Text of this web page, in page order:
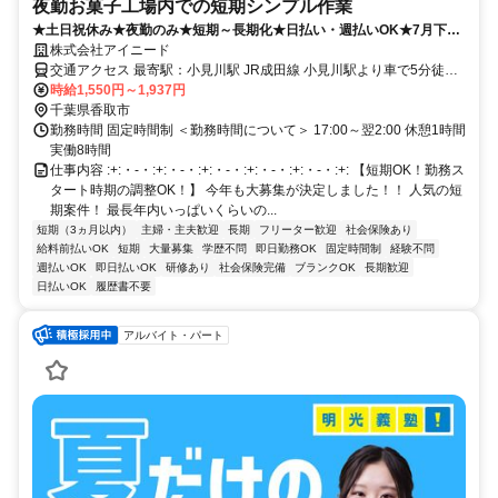
夜勤お菓子工場内での短期シンプル作業
★土日祝休み★夜勤のみ★短期～長期化★日払い・週払いOK★7月下旬
～や8月スタートの先行募集開始★キレイすぎる工場★リピーターさ
ん・未経験も大歓迎★
株式会社アイニード
交通アクセス 最寄駅：小見川駅 JR成田線 小見川駅より車で5分徒歩
20分 ＊車通勤OK,転勤なし,バイク通勤OK
時給1,550円～1,937円
千葉県香取市
勤務時間 固定時間制 ＜勤務時間について＞ 17:00～翌2:00 休憩1時間
実働8時間
仕事内容 :+:・-・:+:・-・:+:・-・:+:・-・:+:・-・:+: 【短期OK！勤務ス
タート時期の調整OK！】 今年も大募集が決定しました！！ 人気の短
期案件！ 最長年内いっぱいくらいの...
短期（3ヵ月以内） 主婦・主夫歓迎 長期 フリーター歓迎
社会保険あり
給料前払いOK
短期 大量募集 学歴不問 即日勤務OK 固定時間制
経験不問
週払いOK
即日払いOK 研修あり 社会保険完備 ブランクOK
長期歓迎
日払いOK
履歴書不要
アルバイト・パート